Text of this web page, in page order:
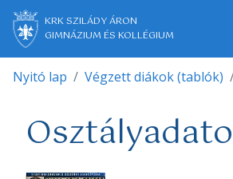
KRK SZILÁDY ÁRON
GIMNÁZIUM ÉS KOLLÉGIUM
Nyitó lap Végzett diákok (tablók)